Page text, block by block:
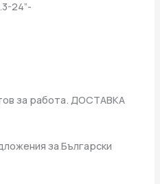
24”-
за работа. ДОСТАВКА
за Български